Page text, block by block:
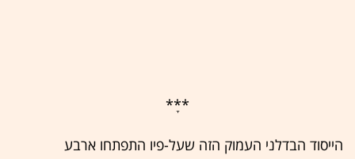
**ָ*
הייסוד הבדלני העמוק הזה שעל-פיו התפתחו ארבע